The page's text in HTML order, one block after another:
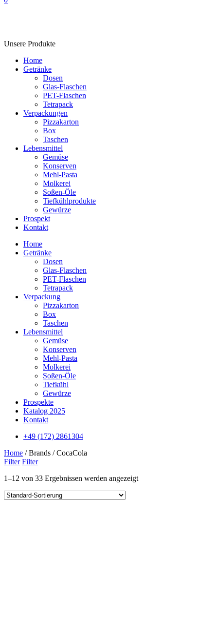
Unsere Produkte
Home
Getränke
Dosen
Glas-Flaschen
PET-Flaschen
Tetrapack
Verpackungen
Pizzakarton
Box
Taschen
Lebensmittel
Gemüse
Konserven
Mehl-Pasta
Molkerei
Soßen-Öle
Tiefkühlprodukte
Gewürze
Prospekt
Kontakt
Home
Getränke
Dosen
Glas-Flaschen
PET-Flaschen
Tetrapack
Verpackung
Pizzakarton
Box
Taschen
Lebensmittel
Gemüse
Konserven
Mehl-Pasta
Molkerei
Soßen-Öle
Tiefkühl
Gewürze
Prospekte
Katalog 2025
Kontakt
+49 (172) 2861304
Home / Brands / CocaCola
Filter Filter
1–12 von 33 Ergebnissen werden angezeigt